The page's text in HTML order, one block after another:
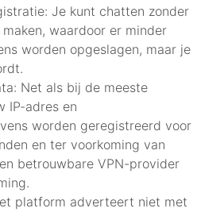
Je kunt chatten zonder
waardoor er minder
worden opgeslagen, maar je
Net als bij de meeste
IP-adres en
worden geregistreerd voor
en ter voorkoming van
betrouwbare VPN-provider
platform adverteert niet met